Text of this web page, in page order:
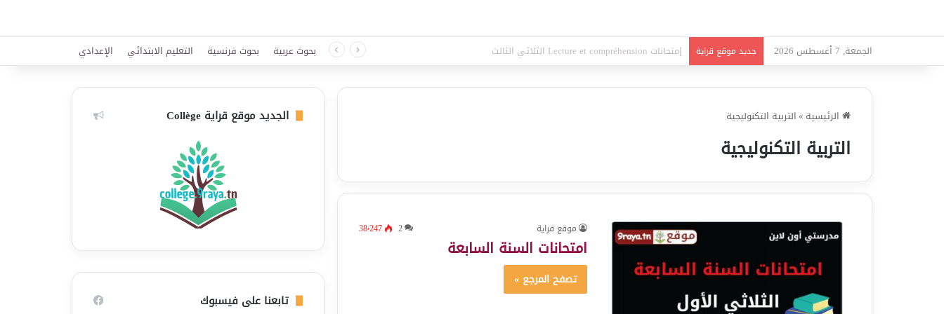
الجمعة, 7 أغسطس 2026 جديد موقع قراية امتحانات قواعد لغة الثلاثي الثالث بحوث عربية بحوث فرنسية التعليم الابتدائي الإعدادي
الرئيسية »التربية التكنوليجية
التربية التكنوليجية
موقع قراية 2 38٬247
امتحانات السنة السابعة
تصفح المرجع »
الجديد موقع قراية Collège
تابعنا على فيسبوك